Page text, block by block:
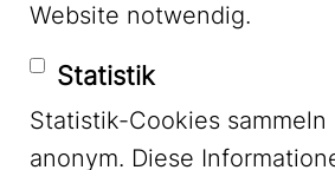
Website notwendig.
Statistik
Statistik-Cookies sammeln
anonym. Diese